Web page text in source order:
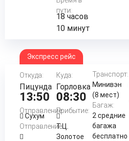
пути:
18 часов
10 минут
Экспресс рейс
Откуда:
Пицунда
13:50
Отправление:
Сухум
Отправление:
Куда:
Горловка
08:30
Прибытие:
Т.Ц.
Золотое
Транспорт:
Минивэн
(8 мест)
Багаж:
2 средние
багажа
бесплатно